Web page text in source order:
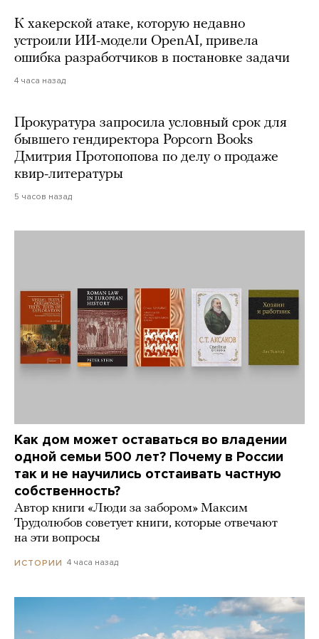
К хакерской атаке, которую недавно
устроили ИИ-модели OpenAI, привела
ошибка разработчиков в постановке задачи
4 часа назад
Прокуратура запросила условный срок для
бывшего гендиректора Popcorn Books
Дмитрия Протопопова по делу о продаже
квир-литературы
5 часов назад
Как дом может оставаться во владении
одной семьи 500 лет? Почему в России
так и не научились отстаивать частную
собственность?
Автор книги «Люди за забором» Максим
Трудолюбов советует книги, которые отвечают
на эти вопросы
ИСТОРИИ 4 часа назад